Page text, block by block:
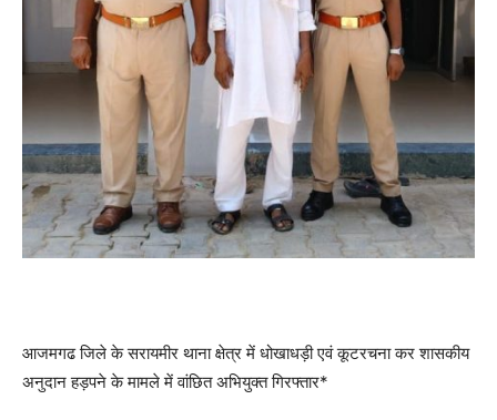
आजमगढ जिले के सरायमीर थाना क्षेत्र में धोखाधड़ी एवं कूटरचना कर शासकीय
अनुदान हड़पने के मामले में वांछित अभियुक्त गिरफ्तार*